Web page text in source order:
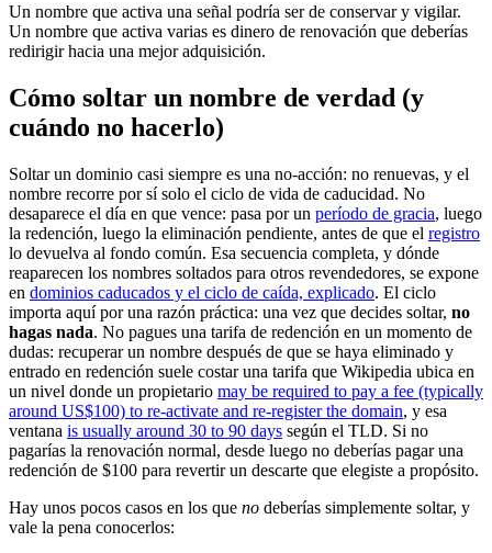
Un nombre que activa una señal podría ser de conservar y vigilar.
Un nombre que activa varias es dinero de renovación que deberías
redirigir hacia una mejor adquisición.
Cómo soltar un nombre de verdad (y
cuándo no hacerlo)
Soltar un dominio casi siempre es una no-acción: no renuevas, y el
nombre recorre por sí solo el ciclo de vida de caducidad. No
desaparece el día en que vence: pasa por un período de gracia, luego
la redención, luego la eliminación pendiente, antes de que el registro
lo devuelva al fondo común. Esa secuencia completa, y dónde
reaparecen los nombres soltados para otros revendedores, se expone
en dominios caducados y el ciclo de caída, explicado. El ciclo
importa aquí por una razón práctica: una vez que decides soltar, no
hagas nada. No pagues una tarifa de redención en un momento de
dudas: recuperar un nombre después de que se haya eliminado y
entrado en redención suele costar una tarifa que Wikipedia ubica en
un nivel donde un propietario may be required to pay a fee (typically
around US$100) to re-activate and re-register the domain, y esa
ventana is usually around 30 to 90 days según el TLD. Si no
pagarías la renovación normal, desde luego no deberías pagar una
redención de $100 para revertir un descarte que elegiste a propósito.
Hay unos pocos casos en los que no deberías simplemente soltar, y
vale la pena conocerlos: